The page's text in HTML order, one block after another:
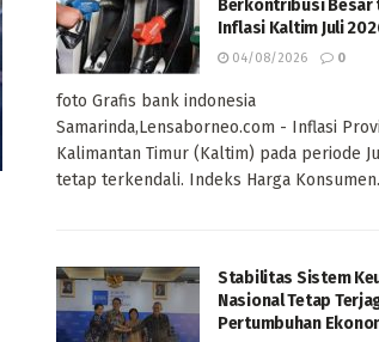
Berkontribusi Besar
Inflasi Kaltim Juli
04/08/2026 0
foto Grafis bank indonesia
Samarinda,Lensaborneo.com - Inflasi
Kalimantan Timur (Kaltim) pada periode
tetap terkendali. Indeks Harga
Stabilitas Sistem
Nasional Tetap
Pertumbuhan